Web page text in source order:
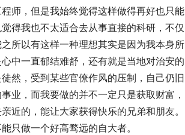
师，但是我始终觉得这样做得再好也只能
得我也不太适合去从事直接的科研，不仅
所以有这样一种理想其实是因为我本身所
中一直郁结难舒，还有就是当地对治安的
然，受到某些官僚作风的压制，自己仍旧
业，而我要做的并不一定只是获取财富，
近的，能让大家获得快乐的兄弟和朋友。
只做一个好高骛远的自大者。